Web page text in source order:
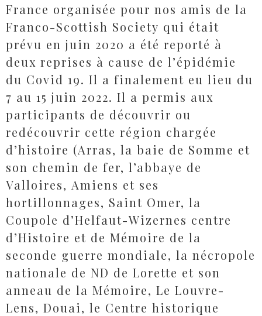
France organisée pour nos amis de la
Franco-Scottish Society qui était
prévu en juin 2020 a été reporté à
deux reprises à cause de l’épidémie
du Covid 19. Il a finalement eu lieu du
7 au 15 juin 2022. Il a permis aux
participants de découvrir ou
redécouvrir cette région chargée
d’histoire (Arras, la baie de Somme et
son chemin de fer, l’abbaye de
Valloires, Amiens et ses
hortillonnages, Saint Omer, la
Coupole d’Helfaut-Wizernes centre
d’Histoire et de Mémoire de la
seconde guerre mondiale, la nécropole
nationale de ND de Lorette et son
anneau de la Mémoire, Le Louvre-
Lens, Douai, le Centre historique